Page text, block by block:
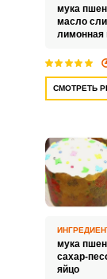
мука
масло
лимонная
СМОТРЕТЬ
мука
сахар-
яйцо